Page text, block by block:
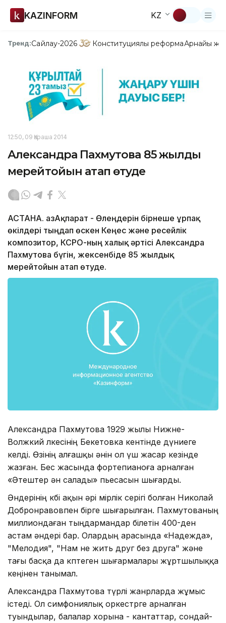
KAZINFORM KZ
Тренд:Сайлау-2026 Конституциялық реформаАрнайы
12:50, 09 Қараша 2014
Александра Пахмутова 85 жылдық
мерейтойын атап өтуде
АСТАНА. ҚазАқпарат - Өлеңдерін бірнеше ұрпақ
өкілдері тыңдап өскен Кеңес және ресейлік
композитор, КСРО-ның халық әртісі Александра
Пахмутова бүгін, жексенбіде 85 жылдық
мерейтойын атап өтуде.
Александра Пахмутова 1929 жылы Нижне-
Волжкий өлкесінің Бекетовка кентінде дүниеге
келді. Өзінің алғашқы әнін ол үш жасар кезінде
жазған. Бес жасында фортепианоға арналған
«Әтештер ән салады» пьесасын шығарды.
Әндерінің көбі ақын әрі өмірлік серігі болған Николай
Добронравовпен бірге шығарылған. Пахмутованың
миллиондаған тыңдармандар білетін 400-ден
астам әндері бар. Олардың арасында «Надежда»,
"Мелодия", "Нам не жить друг без друга" және
тағы басқа да көптеген шығармалары жұртшылыққа
кеңінен танымал.
Александра Пахмутова түрлі жанрларда жұмыс
істеді. Ол симфониялық оркестрге арналған
туындылар, балалар хорына - кантаттар, сондай-